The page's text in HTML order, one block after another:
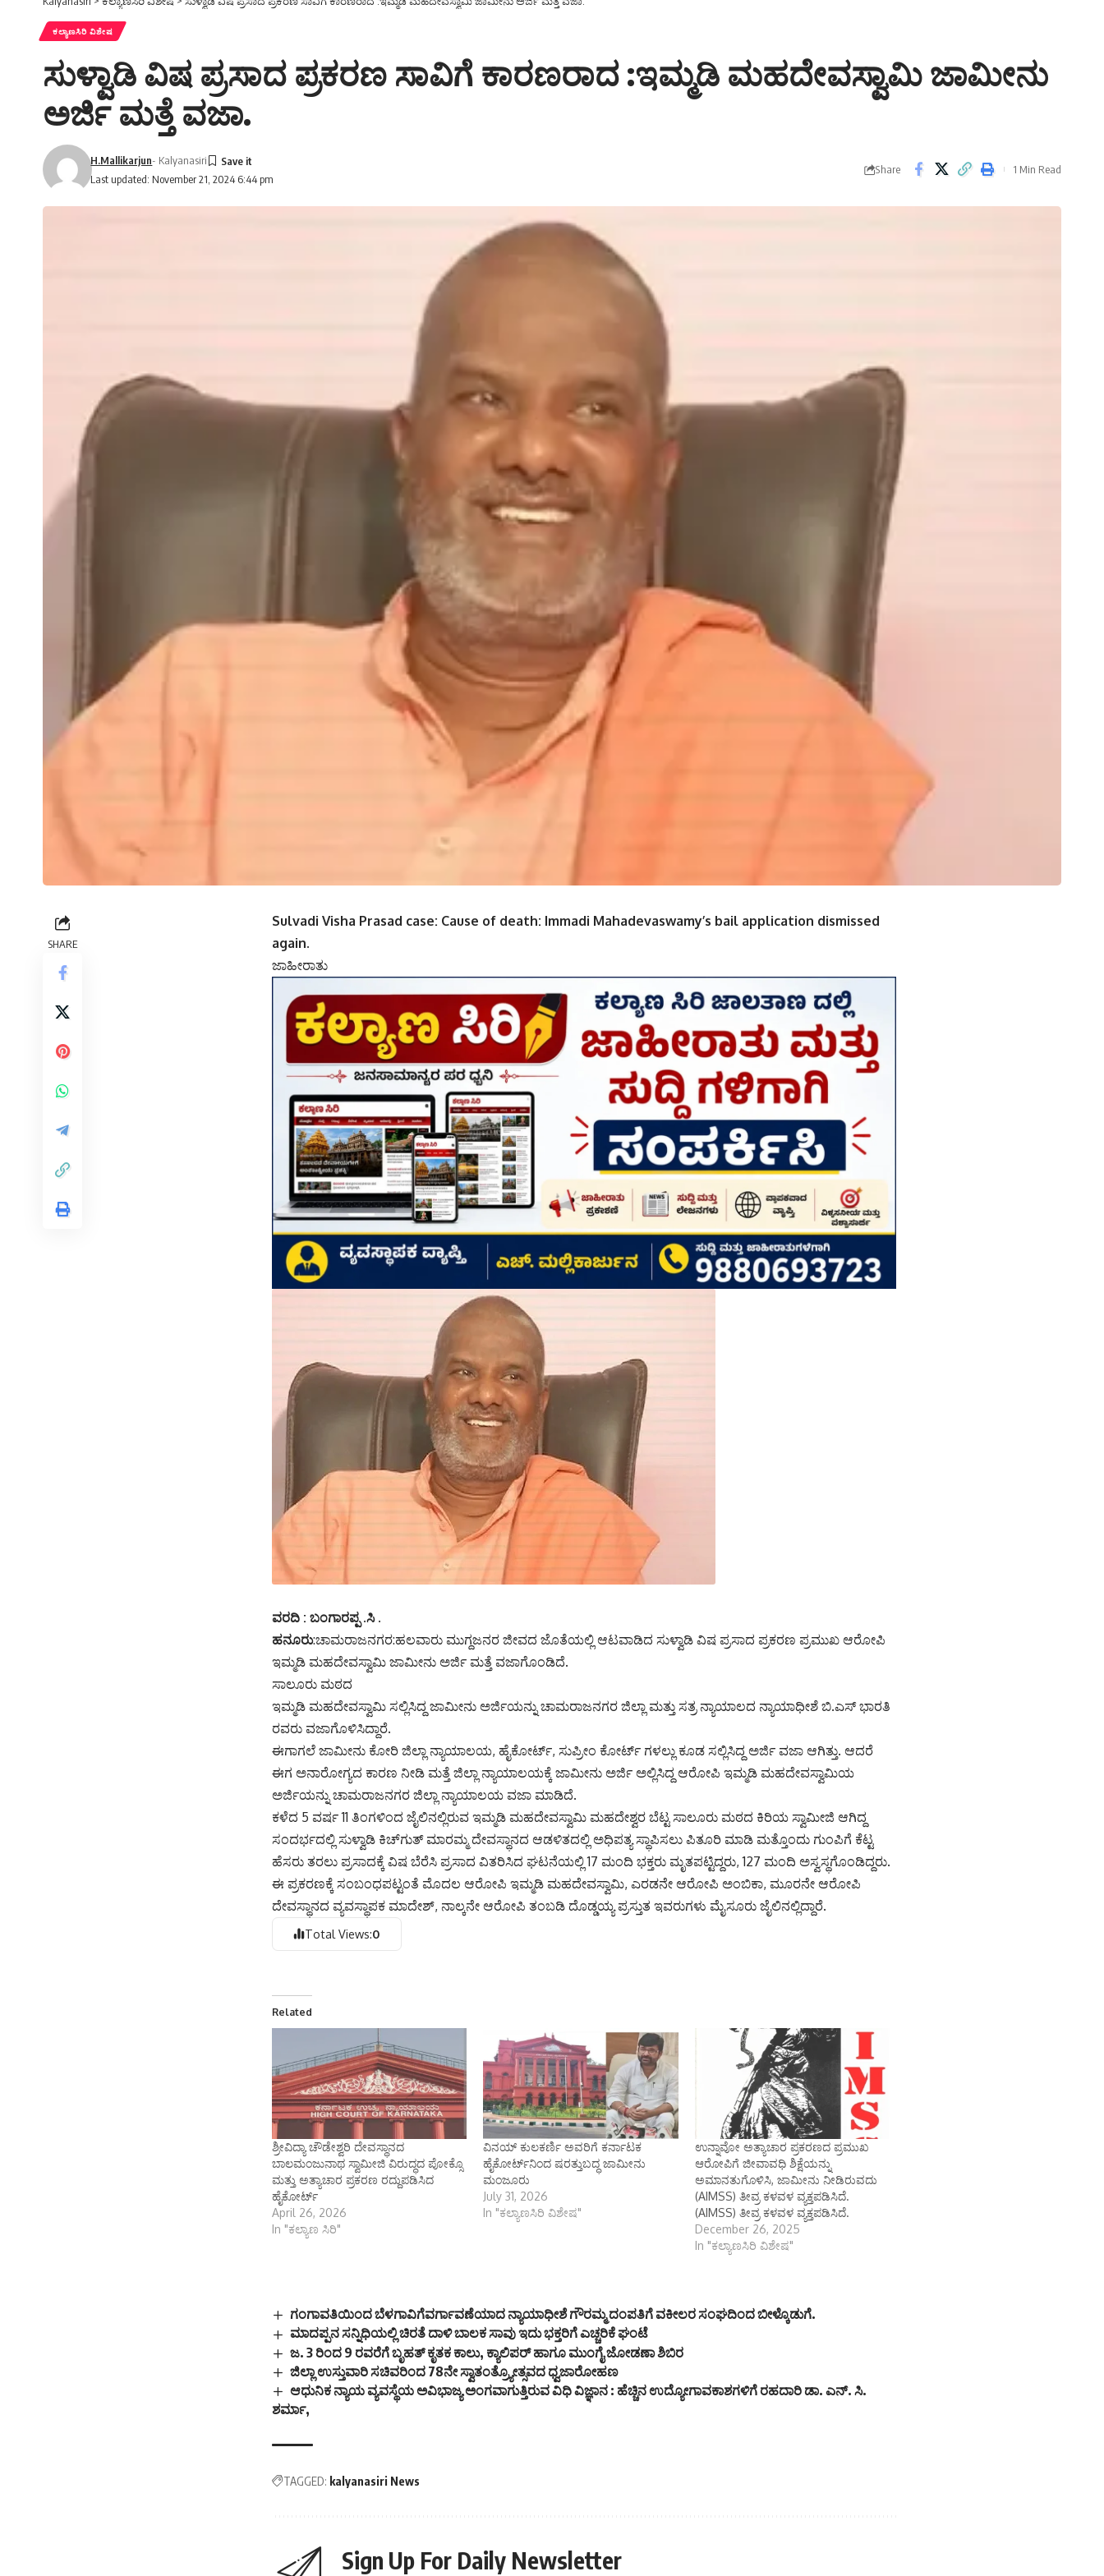
ಕಲ್ಯಾಣಸಿರಿ ವಿಶೇಷ
ಸುಳ್ವಾಡಿ ವಿಷ ಪ್ರಸಾದ ಪ್ರಕರಣ ಸಾವಿಗೆ ಕಾರಣರಾದ :ಇಮ್ಮಡಿ ಮಹದೇವಸ್ವಾಮಿ ಜಾಮೀನು
ಅರ್ಜಿ ಮತ್ತೆ ವಜಾ.
Last updated: November 21, 2024 6:44 pm
H.Mallikarjun- Kalyanasiri
Share 1 Min Read
SHARE
Sulvadi Visha Prasad case: Cause of death: Immadi Mahadevaswamy’s bail application dismissed
again.
ಜಾಹೀರಾತು
ವರದಿ : ಬಂಗಾರಪ್ಪ .ಸಿ .
ಹನೂರು:ಚಾಮರಾಜನಗರ:ಹಲವಾರು ಮುಗ್ದಜನರ ಜೀವದ ಜೊತೆಯಲ್ಲಿ ಆಟವಾಡಿದ ಸುಳ್ವಾಡಿ ವಿಷ ಪ್ರಸಾದ ಪ್ರಕರಣ ಪ್ರಮುಖ ಆರೋಪಿ
ಇಮ್ಮಡಿ ಮಹದೇವಸ್ವಾಮಿ ಜಾಮೀನು ಅರ್ಜಿ ಮತ್ತೆ ವಜಾಗೊಂಡಿದೆ.
ಸಾಲೂರು ಮಠದ
ಇಮ್ಮಡಿ ಮಹದೇವಸ್ವಾಮಿ ಸಲ್ಲಿಸಿದ್ದ ಜಾಮೀನು ಅರ್ಜಿಯನ್ನು ಚಾಮರಾಜನಗರ ಜಿಲ್ಲಾ ಮತ್ತು ಸತ್ರ ನ್ಯಾಯಾಲದ ನ್ಯಾಯಾಧೀಶೆ ಬಿ.ಎಸ್ ಭಾರತಿ
ರವರು ವಜಾಗೊಳಿಸಿದ್ದಾರೆ.
ಈಗಾಗಲೆ ಜಾಮೀನು ಕೋರಿ ಜಿಲ್ಲಾ ನ್ಯಾಯಾಲಯ, ಹೈಕೋರ್ಟ್, ಸುಪ್ರೀಂ ಕೋರ್ಟ್ ಗಳಲ್ಲು ಕೂಡ ಸಲ್ಲಿಸಿದ್ದ ಅರ್ಜಿ ವಜಾ ಆಗಿತ್ತು. ಆದರೆ
ಈಗ ಅನಾರೋಗ್ಯದ ಕಾರಣ ನೀಡಿ ಮತ್ತೆ ಜಿಲ್ಲಾ ನ್ಯಾಯಾಲಯಕ್ಕೆ ಜಾಮೀನು ಅರ್ಜಿ ಅಲ್ಲಿಸಿದ್ದ ಆರೋಪಿ ಇಮ್ಮಡಿ ಮಹದೇವಸ್ವಾಮಿಯ
ಅರ್ಜಿಯನ್ನು ಚಾಮರಾಜನಗರ ಜಿಲ್ಲಾ ನ್ಯಾಯಾಲಯ ವಜಾ ಮಾಡಿದೆ.
ಕಳೆದ 5 ವರ್ಷ 11 ತಿಂಗಳಿಂದ ಜೈಲಿನಲ್ಲಿರುವ ಇಮ್ಮಡಿ ಮಹದೇವಸ್ವಾಮಿ ಮಹದೇಶ್ವರ ಬೆಟ್ಟ ಸಾಲೂರು ಮಠದ ಕಿರಿಯ ಸ್ವಾಮೀಜಿ ಆಗಿದ್ದ
ಸಂದರ್ಭದಲ್ಲಿ ಸುಳ್ವಾಡಿ ಕಿಚ್‌ಗುತ್ ಮಾರಮ್ಮ ದೇವಸ್ಥಾನದ ಆಡಳಿತದಲ್ಲಿ ಅಧಿಪತ್ಯ ಸ್ಥಾಪಿಸಲು ಪಿತೂರಿ ಮಾಡಿ ಮತ್ತೊಂದು ಗುಂಪಿಗೆ ಕೆಟ್ಟ
ಹೆಸರು ತರಲು ಪ್ರಸಾದಕ್ಕೆ ವಿಷ ಬೆರೆಸಿ ಪ್ರಸಾದ ವಿತರಿಸಿದ ಘಟನೆಯಲ್ಲಿ 17 ಮಂದಿ ಭಕ್ತರು ಮೃತಪಟ್ಟಿದ್ದರು, 127 ಮಂದಿ ಅಸ್ವಸ್ಥಗೊಂಡಿದ್ದರು.
ಈ ಪ್ರಕರಣಕ್ಕೆ ಸಂಬಂಧಪಟ್ಟಂತೆ ಮೊದಲ ಆರೋಪಿ ಇಮ್ಮಡಿ ಮಹದೇವಸ್ವಾಮಿ, ಎರಡನೇ ಆರೋಪಿ ಅಂಬಿಕಾ, ಮೂರನೇ ಆರೋಪಿ
ದೇವಸ್ಥಾನದ ವ್ಯವಸ್ಥಾಪಕ ಮಾದೇಶ್, ನಾಲ್ಕನೇ ಆರೋಪಿ ತಂಬಡಿ ದೊಡ್ಡಯ್ಯ ಪ್ರಸ್ತುತ ಇವರುಗಳು ಮೈಸೂರು ಜೈಲಿನಲ್ಲಿದ್ದಾರೆ.
Total Views:0
Related
ಶ್ರೀವಿದ್ಯಾ ಚೌಡೇಶ್ವರಿ ದೇವಸ್ಥಾನದ
ಬಾಲಮಂಜುನಾಥ ಸ್ವಾಮೀಜಿ ವಿರುದ್ಧದ ಪೋಕ್ಸೊ
ಮತ್ತು ಅತ್ಯಾಚಾರ ಪ್ರಕರಣ ರದ್ದುಪಡಿಸಿದ
ಹೈಕೋರ್ಟ್
April 26, 2026
In "ಕಲ್ಯಾಣ ಸಿರಿ"
ವಿನಯ್ ಕುಲಕರ್ಣಿ ಅವರಿಗೆ ಕರ್ನಾಟಕ
ಹೈಕೋರ್ಟ್‌ನಿಂದ ಷರತ್ತುಬದ್ಧ ಜಾಮೀನು
ಮಂಜೂರು
July 31, 2026
In "ಕಲ್ಯಾಣಸಿರಿ ವಿಶೇಷ"
ಉನ್ನಾವೋ ಅತ್ಯಾಚಾರ ಪ್ರಕರಣದ ಪ್ರಮುಖ
ಆರೋಪಿಗೆ ಜೀವಾವಧಿ ಶಿಕ್ಷೆಯನ್ನು
ಅಮಾನತುಗೊಳಿಸಿ, ಜಾಮೀನು ನೀಡಿರುವದು
(AIMSS) ತೀವ್ರ ಕಳವಳ ವ್ಯಕ್ತಪಡಿಸಿದೆ.
(AIMSS) ತೀವ್ರ ಕಳವಳ ವ್ಯಕ್ತಪಡಿಸಿದೆ.
December 26, 2025
In "ಕಲ್ಯಾಣಸಿರಿ ವಿಶೇಷ"
ಗಂಗಾವತಿಯಿಂದ ಬೆಳಗಾವಿಗೆವರ್ಗಾವಣೆಯಾದ ನ್ಯಾಯಾಧೀಶೆ ಗೌರಮ್ಮ ದಂಪತಿಗೆ ವಕೀಲರ ಸಂಘದಿಂದ ಬೀಳ್ಕೊಡುಗೆ.
ಮಾದಪ್ಪನ ಸನ್ನಿಧಿಯಲ್ಲಿ ಚಿರತೆ ದಾಳಿ ಬಾಲಕ ಸಾವು ಇದು ಭಕ್ತರಿಗೆ ಎಚ್ಚರಿಕೆ ಘಂಟೆ
ಜ. 3 ರಿಂದ 9 ರವರೆಗೆ ಬೃಹತ್ ಕೃತಕ ಕಾಲು, ಕ್ಯಾಲಿಪರ್ ಹಾಗೂ ಮುಂಗೈ ಜೋಡಣಾ ಶಿಬಿರ
ಜಿಲ್ಲಾ ಉಸ್ತುವಾರಿ ಸಚಿವರಿಂದ 78ನೇ ಸ್ವಾತಂತ್ರ್ಯೋತ್ಸವದ ಧ್ವಜಾರೋಹಣ
ಆಧುನಿಕ ನ್ಯಾಯ ವ್ಯವಸ್ಥೆಯ ಅವಿಭಾಜ್ಯ ಅಂಗವಾಗುತ್ತಿರುವ ವಿಧಿ ವಿಜ್ಞಾನ : ಹೆಚ್ಚಿನ ಉದ್ಯೋಗಾವಕಾಶಗಳಿಗೆ ರಹದಾರಿ ಡಾ. ಎನ್. ಸಿ.
ಶರ್ಮಾ,
TAGGED: kalyanasiri News
Sign Up For Daily Newsletter